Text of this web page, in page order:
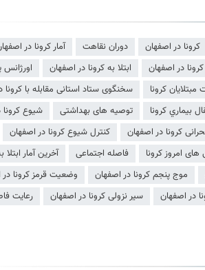
کرونا در اصفهان دوران نقاهت
آمار کرونا در
در اصفهان ابتلا به کرونا در اصفهان
مبتلایان کرونا
سخنگوی ستاد استانی مقابله با کرونا
بيماري کرونا توصیه های بهداشتی
شیوع
کرونا در اصفهان
کنترل شیوع کرونا در اصفهان
های امروز کرونا فاصله اجتماعی
آخرین آمار ابتلا
موج پنجم کرونا در اصفهان
وضعیت قرمز کرونا
در اصفهان سیر نزولی کرونا در اصفهان
رعایت